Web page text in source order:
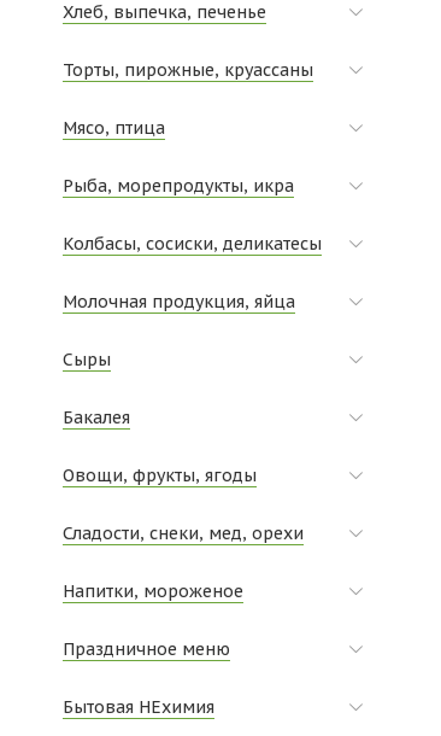
Хлеб, выпечка, печенье
Торты, пирожные, круассаны
Мясо, птица
Рыба, морепродукты, икра
Колбасы, сосиски, деликатесы
Молочная продукция, яйца
Сыры
Бакалея
Овощи, фрукты, ягоды
Сладости, снеки, мед, орехи
Напитки, мороженое
Праздничное меню
Бытовая НЕхимия